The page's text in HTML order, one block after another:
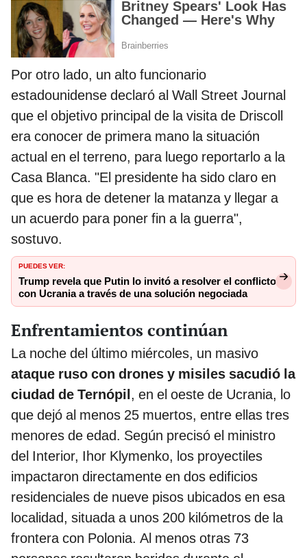
Por otro lado, un alto funcionario
estadounidense declaró al Wall Street Journal
que el objetivo principal de la visita de Driscoll
era conocer de primera mano la situación
actual en el terreno, para luego reportarlo a la
Casa Blanca. "El presidente ha sido claro en
que es hora de detener la matanza y llegar a
un acuerdo para poner fin a la guerra",
sostuvo.
PUEDES VER:
Trump revela que Putin lo invitó a resolver el conflicto
con Ucrania a través de una solución negociada
Enfrentamientos continúan
La noche del último miércoles, un masivo
ataque ruso con drones y misiles sacudió la
ciudad de Ternópil, en el oeste de Ucrania, lo
que dejó al menos 25 muertos, entre ellas tres
menores de edad. Según precisó el ministro
del Interior, Ihor Klymenko, los proyectiles
impactaron directamente en dos edificios
residenciales de nueve pisos ubicados en esa
localidad, situada a unos 200 kilómetros de la
frontera con Polonia. Al menos otras 73